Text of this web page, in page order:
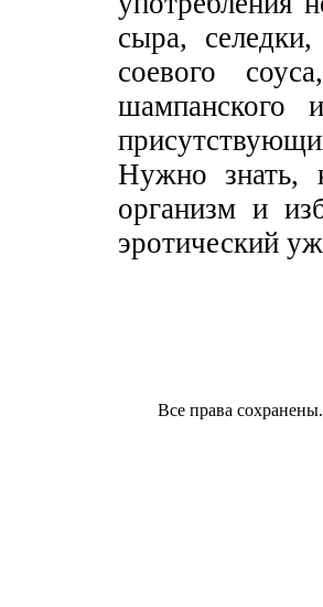
сыра,
соевого
шампанского
Нужно знать,
организм и
эротический
Все права